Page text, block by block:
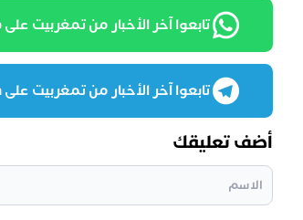
تابعوا آخر الأخبار من تمغربيت على WhatsApp
تابعوا آخر الأخبار من تمغربيت على Telegram
أضف تعليقك